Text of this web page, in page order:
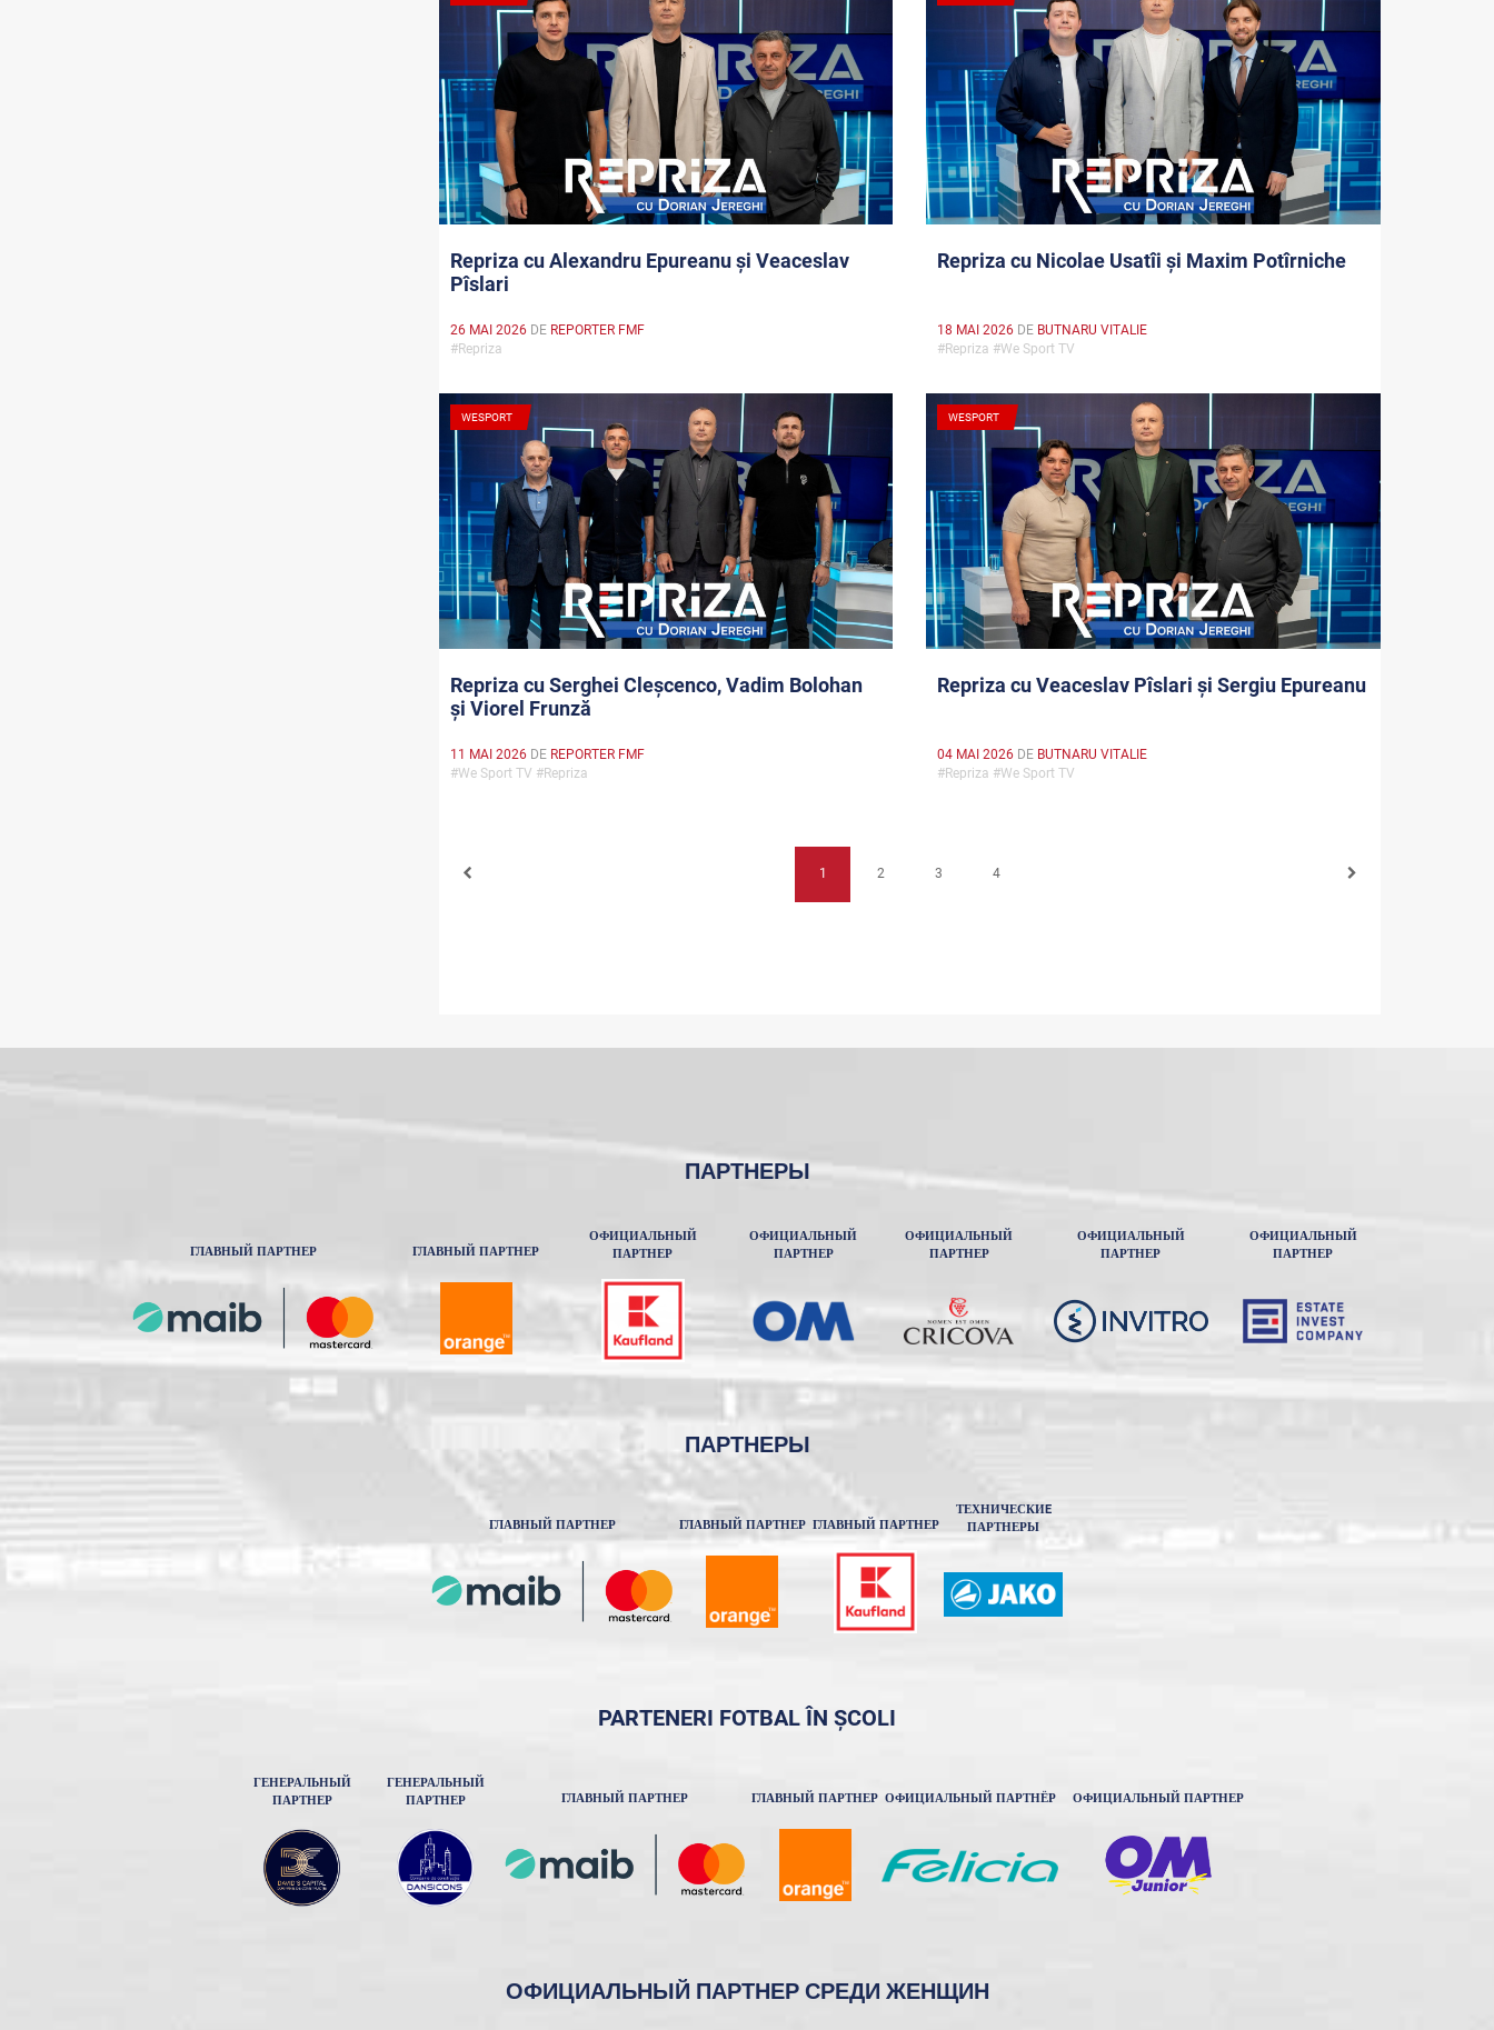
Repriza cu Alexandru Epureanu și Veaceslav
Pîslari
26 MAI 2026DE REPORTER FMF
#Repriza
Repriza cu Nicolae Usatîi și Maxim Potîrniche
18 MAI 2026 DE BUTNARU VITALIE
#Repriza #We Sport TV
WESPORT
Repriza cu Serghei Cleșcenco, Vadim Bolohan
și Viorel Frunză
11 MAI 2026DE REPORTER FMF
#We Sport TV #Repriza
WESPORT
Repriza cu Veaceslav Pîslari și Sergiu Epureanu
04 MAI 2026 DE BUTNARU VITALIE
#Repriza #We Sport TV
1 2 3 4
ПАРТНЕРЫ
ГЛАВНЫЙ ПАРТНЕР ГЛАВНЫЙ ПАРТНЕР
ОФИЦИАЛЬНЫЙ
ПАРТНЕР
ОФИЦИАЛЬНЫЙ
ПАРТНЕР
ОФИЦИАЛЬНЫЙ
ПАРТНЕР
ОФИЦИАЛЬНЫЙ
ПАРТНЕР
ОФИЦИАЛЬНЫЙ
ПАРТНЕР
ПАРТНЕРЫ
ГЛАВНЫЙ ПАРТНЕР ГЛАВНЫЙ ПАРТНЕР ГЛАВНЫЙ ПАРТНЕР
ТЕХНИЧЕСКИE
ПАРТНЕРЫ
PARTENERI FOTBAL ÎN ȘCOLI
ГЕНЕРАЛЬНЫЙ
ПАРТНЕР
ГЕНЕРАЛЬНЫЙ
ПАРТНЕР
ГЛАВНЫЙ ПАРТНЕР ГЛАВНЫЙ ПАРТНЕР ОФИЦИАЛЬНЫЙ ПАРТНЁР ОФИЦИАЛЬНЫЙ ПАРТНЕР
ОФИЦИАЛЬНЫЙ ПАРТНЕР СРЕДИ ЖЕНЩИН